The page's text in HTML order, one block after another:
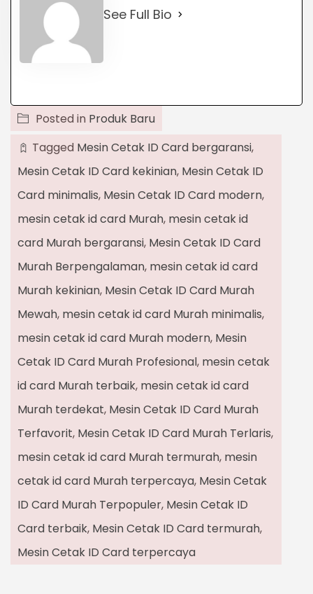
See Full Bio
Posted in Produk Baru
Tagged Mesin Cetak ID Card bergaransi,
Mesin Cetak ID Card kekinian, Mesin Cetak ID
Card minimalis, Mesin Cetak ID Card modern,
mesin cetak id card Murah, mesin cetak id
card Murah bergaransi, Mesin Cetak ID Card
Murah Berpengalaman, mesin cetak id card
Murah kekinian, Mesin Cetak ID Card Murah
Mewah, mesin cetak id card Murah minimalis,
mesin cetak id card Murah modern, Mesin
Cetak ID Card Murah Profesional, mesin cetak
id card Murah terbaik, mesin cetak id card
Murah terdekat, Mesin Cetak ID Card Murah
Terfavorit, Mesin Cetak ID Card Murah Terlaris,
mesin cetak id card Murah termurah, mesin
cetak id card Murah terpercaya, Mesin Cetak
ID Card Murah Terpopuler, Mesin Cetak ID
Card terbaik, Mesin Cetak ID Card termurah,
Mesin Cetak ID Card terpercaya